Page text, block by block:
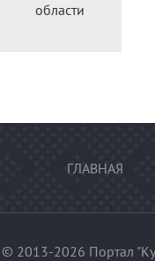
области
ГЛАВНАЯ
© 2013-2026 Портал